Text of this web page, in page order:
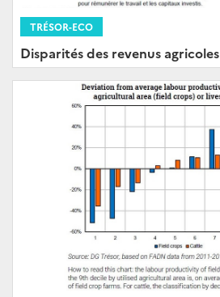
TRÉSOR-ECO
Disparités des revenus agricoles